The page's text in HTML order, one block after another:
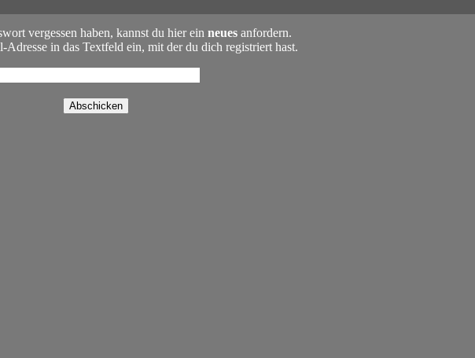
vergessen haben, kannst du hier ein neuesanfordern.
in das Textfeld ein, mit der du dich registriert hast.